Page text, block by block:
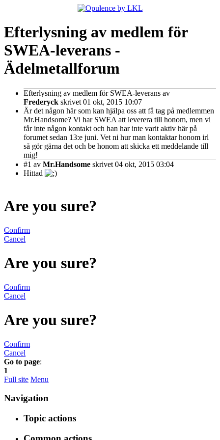
Efterlysning av medlem för
SWEA-leverans -
Ädelmetallforum
Efterlysning av medlem för SWEA-leverans av
Frederyck skrivet 01 okt, 2015 10:07
Är det någon här som kan hjälpa oss att få tag på medlemmen
Mr.Handsome? Vi har SWEA att leverera till honom, men vi
får inte någon kontakt och han har inte varit aktiv här på
forumet sedan 13:e juni. Vet ni hur man kontaktar honom irl
så gör gärna det och be honom att skicka ett meddelande till
mig!
#1 av Mr.Handsome skrivet 04 okt, 2015 03:04
Hittad
Are you sure?
Confirm
Cancel
Are you sure?
Confirm
Cancel
Are you sure?
Confirm
Cancel
Go to page:
1
Full site Menu
Navigation
Topic actions